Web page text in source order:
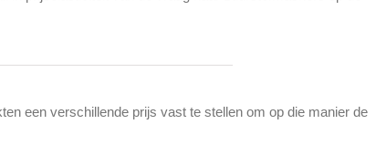
een verschillende prijs vast te stellen om op die manier de